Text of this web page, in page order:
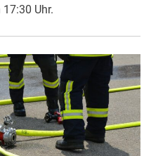
Uhr.